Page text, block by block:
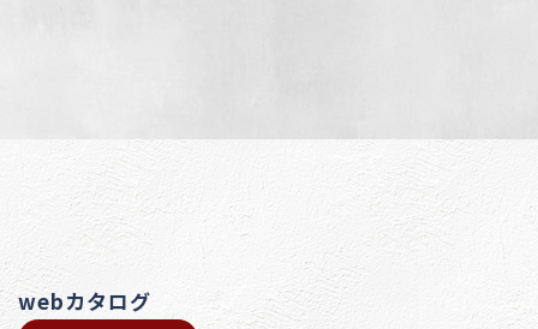
webカタログ